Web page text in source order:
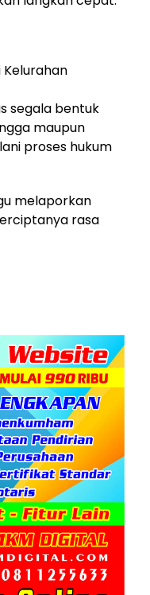
segala bentuk
maupun
proses hukum
melaporkan
rasa